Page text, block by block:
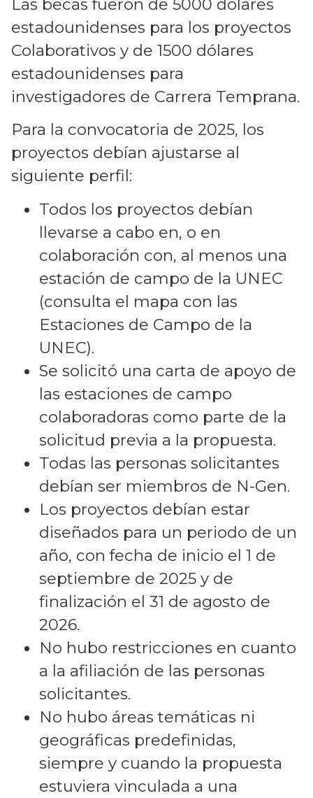
Las becas fueron de 5000 dólares
estadounidenses para los proyectos
Colaborativos y de 1500 dólares
estadounidenses para
investigadores de Carrera Temprana.
Para la convocatoria de 2025, los
proyectos debían ajustarse al
siguiente perfil:
Todos los proyectos debían
llevarse a cabo en, o en
colaboración con, al menos una
estación de campo de la UNEC
(consulta el mapa con las
Estaciones de Campo de la
UNEC).
Se solicitó una carta de apoyo de
las estaciones de campo
colaboradoras como parte de la
solicitud previa a la propuesta.
Todas las personas solicitantes
debían ser miembros de N-Gen.
Los proyectos debían estar
diseñados para un periodo de un
año, con fecha de inicio el 1 de
septiembre de 2025 y de
finalización el 31 de agosto de
2026.
No hubo restricciones en cuanto
a la afiliación de las personas
solicitantes.
No hubo áreas temáticas ni
geográficas predefinidas,
siempre y cuando la propuesta
estuviera vinculada a una